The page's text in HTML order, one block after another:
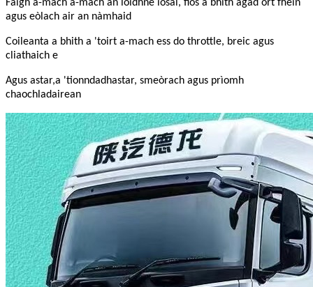
Faigh a-mach a-mach an loidhne ìosal, fios a bhith agad ort fhèin
agus eòlach air an nàmhaid
Coileanta a bhith a 'toirt a-mach ess do throttle, breic agus
cliathaich e
Agus astar,a 'tionndadhastar, smeòrach agus prìomh
chaochladairean